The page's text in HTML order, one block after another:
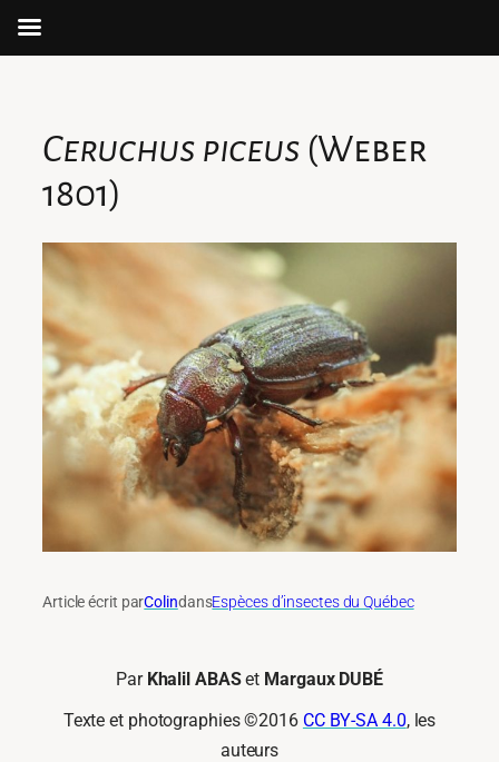
Ceruchus piceus (Weber
1801)
Article écrit parColindansEspèces d’insectes du Québec
Par Khalil ABASet Margaux DUBÉ
Texte et photographies ©2016 CC BY-SA 4.0, les
auteurs